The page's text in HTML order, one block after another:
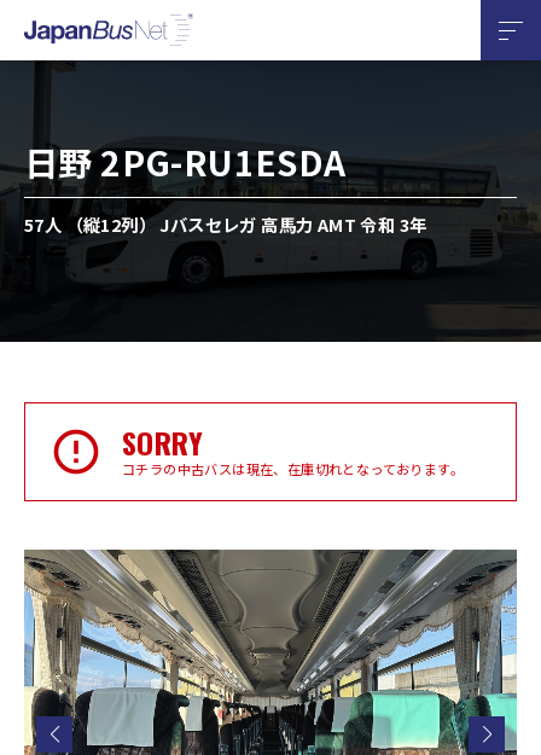
日野 2PG-RU1ESDA
57人 （縦12列） Jバスセレガ 高馬力 AMT 令和 3年
SORRY
コチラの中古バスは現在、在庫切れとなっております。